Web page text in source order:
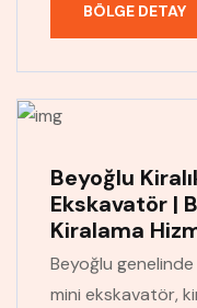
BÖLGE DETAY
Beyoğlu
Ekskavatör |
Kiralama
Beyoğlu genelinde
mini ekskavatör,